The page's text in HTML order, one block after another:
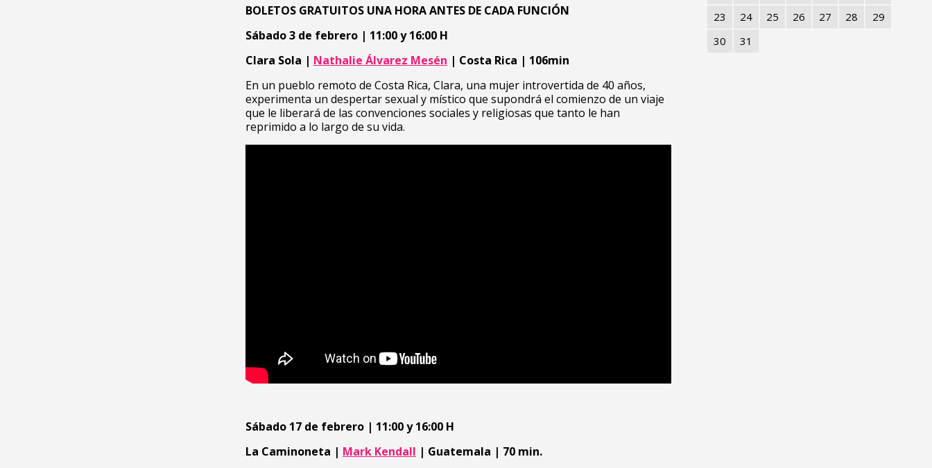
BOLETOS GRATUITOS UNA HORA ANTES DE CADA FUNCIÓN
Sábado 3 de febrero | 11:00 y 16:00 H
Clara Sola | Nathalie Álvarez Mesén | Costa Rica | 106min
En un pueblo remoto de Costa Rica, Clara, una mujer introvertida de 40 años,
experimenta un despertar sexual y místico que supondrá el comienzo de un viaje
que le liberará de las convenciones sociales y religiosas que tanto le han
reprimido a lo largo de su vida.
Sábado 17 de febrero | 11:00 y 16:00 H
La Caminoneta | Mark Kendall | Guatemala | 70 min.
23
24 25 26 27 28
29
30
31